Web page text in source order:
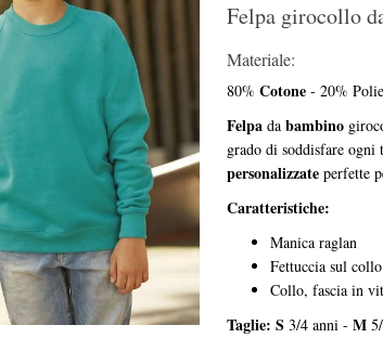
Felpa girocollo
Materiale:
80% Cotone- 20%
Felpada bambino
grado di soddisfare ogni
personalizzateperfette
Caratteristiche:
Manica raglan
Fettuccia sul
Collo, fascia in
Taglie: S 3/4 anni - M5/